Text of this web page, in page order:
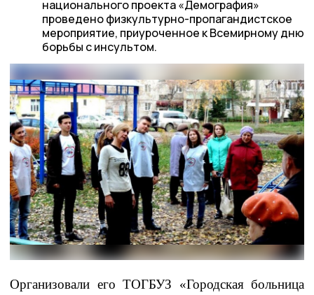
национального проекта «Демография»
проведено физкультурно-пропагандистское
мероприятие, приуроченное к Всемирному дню
борьбы с инсультом.
Организовали его ТОГБУЗ «Городская больница